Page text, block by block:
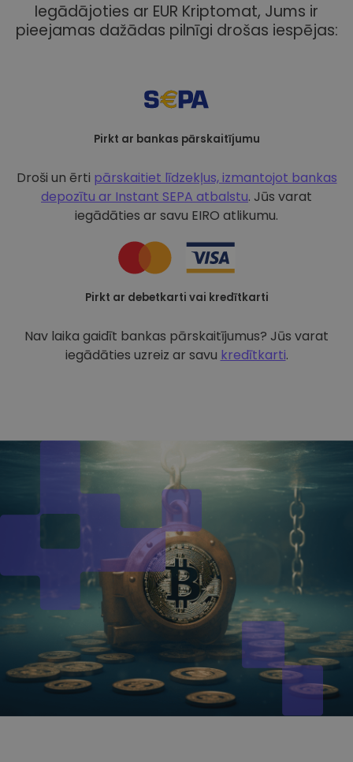
Iegādājoties ar EUR Kriptomat, Jums ir
pieejamas dažādas pilnīgi drošas iespējas:
Pirkt ar bankas pārskaitījumu
Droši un ērti pārskaitiet līdzekļus, izmantojot bankas
depozītu ar Instant SEPA atbalstu. Jūs varat
iegādāties ar savu EIRO atlikumu.
Pirkt ar debetkarti vai kredītkarti
Nav laika gaidīt bankas pārskaitījumus? Jūs varat
iegādāties uzreiz ar savu kredītkarti.